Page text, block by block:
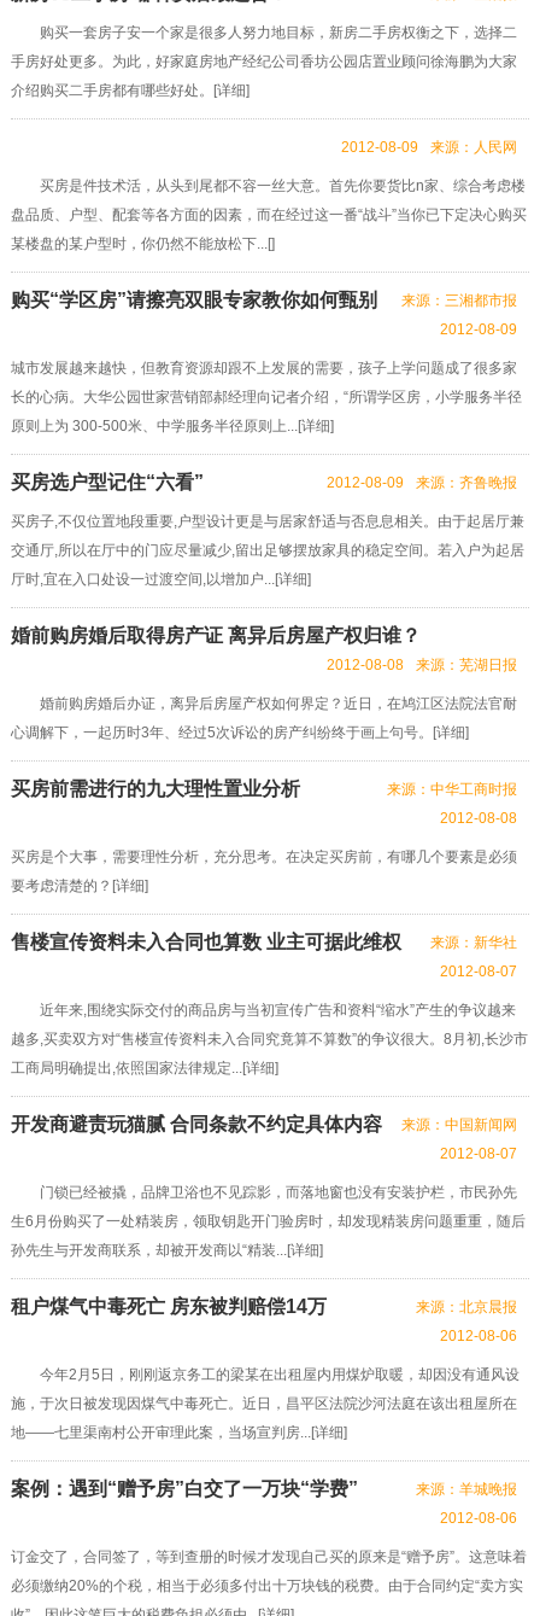
购买一套房子安一个家是很多人努力地目标，新房二手房权衡之下，选择二
手房好处更多。为此，好家庭房地产经纪公司香坊公园店置业顾问徐海鹏为大家
介绍购买二手房都有哪些好处。[详细]
来源：人民网
2012-08-09
买房是件技术活，从头到尾都不容一丝大意。首先你要货比n家、综合考虑楼
盘品质、户型、配套等各方面的因素，而在经过这一番“战斗”当你已下定决心购买
某楼盘的某户型时，你仍然不能放松下...[]
购买“学区房”请擦亮双眼专家教你如何甄别
来源：三湘都市报
2012-08-09
城市发展越来越快，但教育资源却跟不上发展的需要，孩子上学问题成了很多家
长的心病。大华公园世家营销部郝经理向记者介绍，“所谓学区房，小学服务半径
原则上为 300-500米、中学服务半径原则上...[详细]
买房选户型记住“六看” 来源：齐鲁晚报
2012-08-09
买房子,不仅位置地段重要,户型设计更是与居家舒适与否息息相关。由于起居厅兼
交通厅,所以在厅中的门应尽量减少,留出足够摆放家具的稳定空间。若入户为起居
厅时,宜在入口处设一过渡空间,以增加户...[详细]
婚前购房婚后取得房产证 离异后房屋产权归谁？
来源：芜湖日报
2012-08-08
婚前购房婚后办证，离异后房屋产权如何界定？近日，在鸠江区法院法官耐
心调解下，一起历时3年、经过5次诉讼的房产纠纷终于画上句号。[详细]
买房前需进行的九大理性置业分析
来源：中华工商时报
2012-08-08
买房是个大事，需要理性分析，充分思考。在决定买房前，有哪几个要素是必须
要考虑清楚的？[详细]
售楼宣传资料未入合同也算数 业主可据此维权
来源：新华社
2012-08-07
近年来,围绕实际交付的商品房与当初宣传广告和资料“缩水”产生的争议越来
越多,买卖双方对“售楼宣传资料未入合同究竟算不算数”的争议很大。8月初,长沙市
工商局明确提出,依照国家法律规定...[详细]
开发商避责玩猫腻 合同条款不约定具体内容
来源：中国新闻网
2012-08-07
门锁已经被撬，品牌卫浴也不见踪影，而落地窗也没有安装护栏，市民孙先
生6月份购买了一处精装房，领取钥匙开门验房时，却发现精装房问题重重，随后
孙先生与开发商联系，却被开发商以“精装...[详细]
租户煤气中毒死亡 房东被判赔偿14万
来源：北京晨报
2012-08-06
今年2月5日，刚刚返京务工的梁某在出租屋内用煤炉取暖，却因没有通风设
施，于次日被发现因煤气中毒死亡。近日，昌平区法院沙河法庭在该出租屋所在
地——七里渠南村公开审理此案，当场宣判房...[详细]
案例：遇到“赠予房”白交了一万块“学费”
来源：羊城晚报
2012-08-06
订金交了，合同签了，等到查册的时候才发现自己买的原来是“赠予房”。这意味着
必须缴纳20%的个税，相当于必须多付出十万块钱的税费。由于合同约定“卖方实